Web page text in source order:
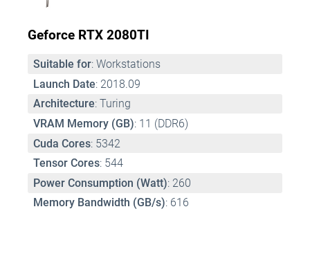
Geforce RTX 2080TI
Suitable for: Workstations
Launch Date: 2018.09
Architecture: Turing
VRAM Memory (GB): 11 (DDR6)
Cuda Cores: 5342
Tensor Cores: 544
Power Consumption (Watt): 260
Memory Bandwidth (GB/s): 616